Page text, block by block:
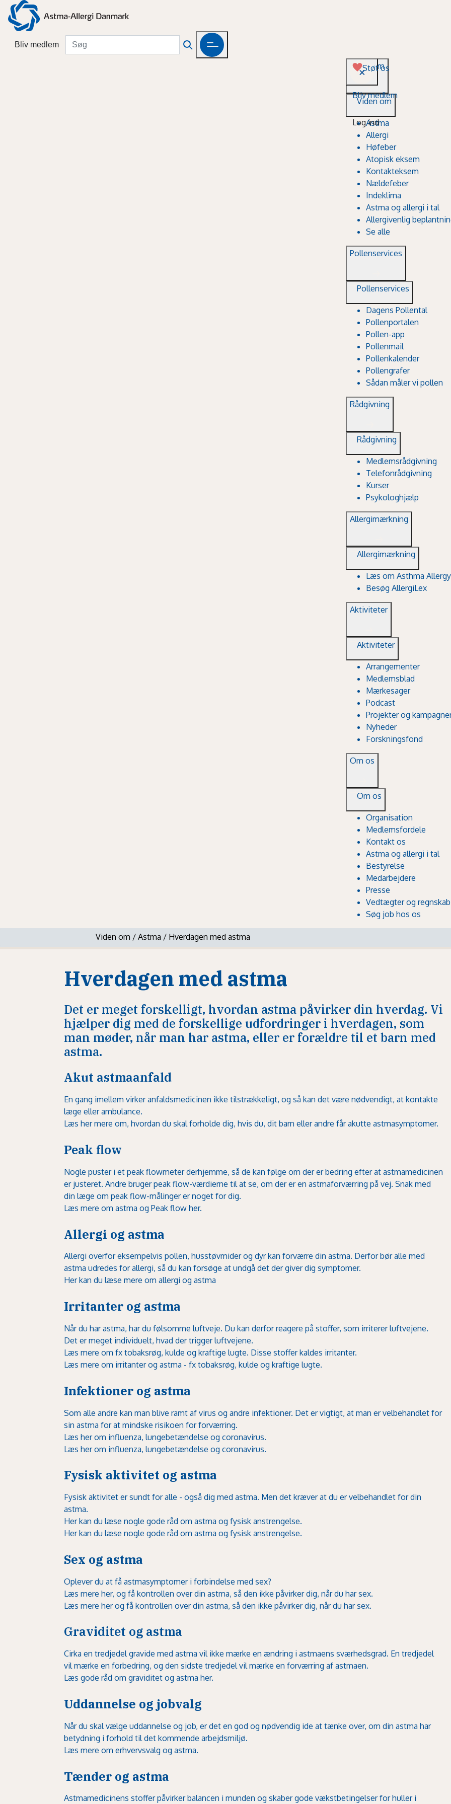
Bliv medlem
Støt os
Bliv medlem
Log ind
Viden om
Viden om
Astma
Allergi
Høfeber
Atopisk eksem
Kontakteksem
Nældefeber
Indeklima
Astma og allergi i tal
Allergivenlig
Se alle
Pollenservices
Pollenservices
Dagens Pollental
Pollenportalen
Pollen-app
Pollenmail
Pollenkalender
Pollengrafer
Sådan måler vi pollen
Rådgivning
Rådgivning
Medlemsrådgivning
Telefonrådgivning
Kurser
Psykologhjælp
Allergimærkning
Allergimærkning
Læs om Asthma
Besøg AllergiLex
Aktiviteter
Aktiviteter
Arrangementer
Medlemsblad
Mærkesager
Podcast
Projekter og
Nyheder
Forskningsfond
Om os
Om os
Organisation
Medlemsfordele
Kontakt os
Astma og allergi i tal
Bestyrelse
Medarbejdere
Presse
Vedtægter og regnskab
Søg job hos os
Viden om / Astma / Hverdagen med astma
Hverdagen med astma
Det er meget forskelligt, hvordan astma påvirker din hverdag. Vi
hjælper dig med de forskellige udfordringer i hverdagen, som
man møder, når man har astma, eller er forældre til et barn med
astma.
Akut astmaanfald
En gang imellem virker anfaldsmedicinen ikke tilstrækkeligt, og så kan det være nødvendigt, at kontakte
læge eller ambulance.
Læs her mere om, hvordan du skal forholde dig, hvis du, dit barn eller andre får akutte astmasymptomer.
Peak flow
Nogle puster i et peak flowmeter derhjemme, så de kan følge om der er bedring efter at astmamedicinen
er justeret. Andre bruger peak flow-værdierne til at se, om der er en astmaforværring på vej. Snak med
din læge om peak flow-målinger er noget for dig.
Læs mere om astma og Peak flow her.
Allergi og astma
Allergi overfor eksempelvis pollen, husstøvmider og dyr kan forværre din astma. Derfor bør alle med
astma udredes for allergi, så du kan forsøge at undgå det der giver dig symptomer.
Her kan du læse mere om allergi og astma
Irritanter og astma
Når du har astma, har du følsomme luftveje. Du kan derfor reagere på stoffer, som irriterer luftvejene.
Det er meget individuelt, hvad der trigger luftvejene.
Læs mere om fx tobaksrøg, kulde og kraftige lugte. Disse stoffer kaldes irritanter.
Læs mere om irritanter og astma - fx tobaksrøg, kulde og kraftige lugte.
Infektioner og astma
Som alle andre kan man blive ramt af virus og andre infektioner. Det er vigtigt, at man er velbehandlet for
sin astma for at mindske risikoen for forværring.
Læs her om influenza, lungebetændelse og coronavirus.
Læs her om influenza, lungebetændelse og coronavirus.
Fysisk aktivitet og astma
Fysisk aktivitet er sundt for alle - også dig med astma. Men det kræver at du er velbehandlet for din
astma.
Her kan du læse nogle gode råd om astma og fysisk anstrengelse.
Her kan du læse nogle gode råd om astma og fysisk anstrengelse.
Sex og astma
Oplever du at få astmasymptomer i forbindelse med sex?
Læs mere her, og få kontrollen over din astma, så den ikke påvirker dig, når du har sex.
Læs mere her og få kontrollen over din astma, så den ikke påvirker dig, når du har sex.
Graviditet og astma
Cirka en tredjedel gravide med astma vil ikke mærke en ændring i astmaens sværhedsgrad. En tredjedel
vil mærke en forbedring, og den sidste tredjedel vil mærke en forværring af astmaen.
Læs gode råd om graviditet og astma her.
Uddannelse og jobvalg
Når du skal vælge uddannelse og job, er det en god og nødvendig ide at tænke over, om din astma har
betydning i forhold til det kommende arbejdsmiljø.
Læs mere om erhvervsvalg og astma.
Tænder og astma
Astmamedicinens stoffer påvirker balancen i munden og skaber gode vækstbetingelser for huller i